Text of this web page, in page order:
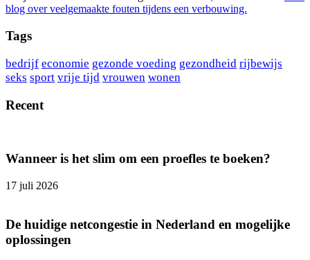
blog over veelgemaakte fouten tijdens een verbouwing.
Tags
bedrijf economie gezonde voeding gezondheid rijbewijs
seks sport vrije tijd vrouwen wonen
Recent
Wanneer is het slim om een proefles te boeken?
17 juli 2026
De huidige netcongestie in Nederland en mogelijke
oplossingen